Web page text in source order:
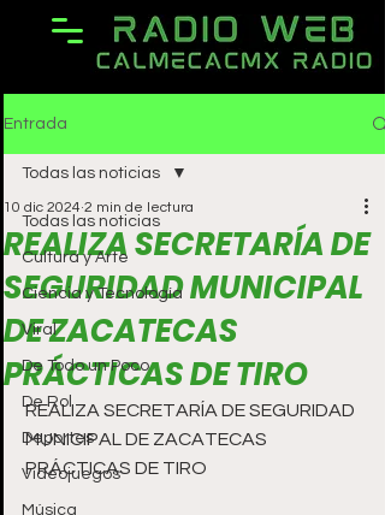
Entrada
Todas las noticias
Cultura y Arte
Ciencia y Tecnología
Viral
De Todo un Poco
De Rol
Deportes
Videojuegos
Música
Todas las noticias
REALIZA SECRETARÍA DE
SEGURIDAD MUNICIPAL
DE ZACATECAS
PRÁCTICAS DE TIRO
10 dic 2024 2 min de lectura
REALIZA SECRETARÍA DE SEGURIDAD
MUNICIPAL DE ZACATECAS
PRÁCTICAS DE TIRO